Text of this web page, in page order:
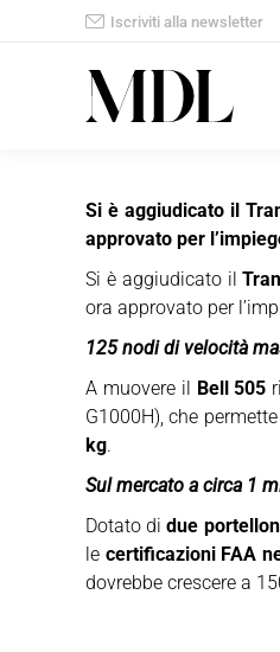
Iscriviti alla newsletter
Si è aggiudicato il
approvato per
Si è aggiudicato il
ora approvato per
125 nodi di velocità
A muovere il Bell 505
G1000H), che
kg.
Sul mercato a circa 1
Dotato didue
le certificazioni FAA
dovrebbe crescere a